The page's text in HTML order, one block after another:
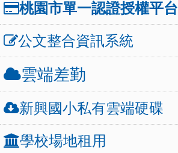
桃園市單一認證授權平台
公文整合資訊系統
雲端差勤
新興國小私有雲端硬碟
學校場地租用